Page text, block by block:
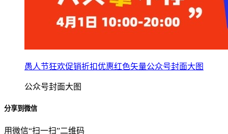
愚人节狂欢促销折扣优惠红色矢量公众号封面大图
公众号封面大图
分享到微信
用微信“扫一扫”二维码